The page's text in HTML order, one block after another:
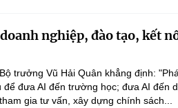
nghiệp, đào tạo, kết
trưởng Vũ Hải Quân khẳng định:
đưa AI đến trường học; đưa AI đến
gia tư vấn, xây dựng chính sách...